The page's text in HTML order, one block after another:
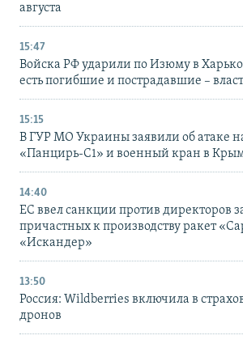
августа
15:47
Войска РФ ударили по Изюму в
есть погибшие и пострадавшие –
15:15
В ГУР МО Украины заявили об атаке
«Панцирь-С1» и военный кран в
14:40
ЕС ввел санкции против директоров
причастных к производству ракет
«Искандер»
13:50
Россия: Wildberries включила в
дронов